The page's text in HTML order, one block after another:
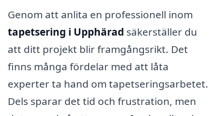
Genom att anlita en professionell inom
tapetsering i Upphärad säkerställer du
att ditt projekt blir framgångsrikt. Det
finns många fördelar med att låta
experter ta hand om tapetseringsarbetet.
Dels sparar det tid och frustration, men